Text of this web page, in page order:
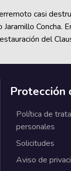
casi
del
Protección
Política de
personales
Solicitudes
Aviso de